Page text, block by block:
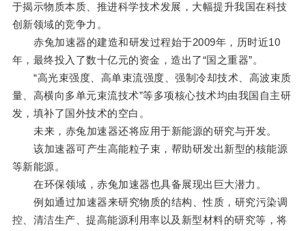
于揭示物质本质、推进科学技术发展，大幅提升我国在科技
创新领域的竞争力。
赤兔加速器的建造和研发过程始于2009年，历时近10
年，最终投入了数十亿元的资金，造出了“国之重器”。
“高光束强度、高单束流强度、强制冷却技术、高波束质
量、高横向多单元束流技术”等多项核心技术均由我国自主研
发，填补了国外技术的空白。
未来，赤兔加速器还将应用于新能源的研究与开发。
该加速器可产生高能粒子束，帮助研发出新型的核能源
等新能源。
在环保领域，赤兔加速器也具备展现出巨大潜力。
例如通过加速器来研究物质的结构、性质，研究污染调
控、清洁生产、提高能源利用率以及新型材料的研究等，将